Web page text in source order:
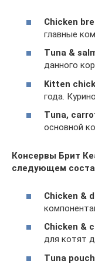
Chicken
главные
Tuna &
данного
Kitten
года.
Tuna,
основной
Консервы Брит
следующем
Chicken &
Chicken &
для котят
Tuna pouch